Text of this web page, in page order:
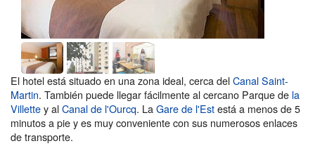
El hotel está situado en una zona ideal, cerca delCanal Saint-
Martin. También puede llegar fácilmente al cercano Parque de la
Villettey alCanal de l'Ourcq. LaGare de l'Estestá a menos de 5
minutos a pie y es muy conveniente con sus numerosos enlaces
de transporte.